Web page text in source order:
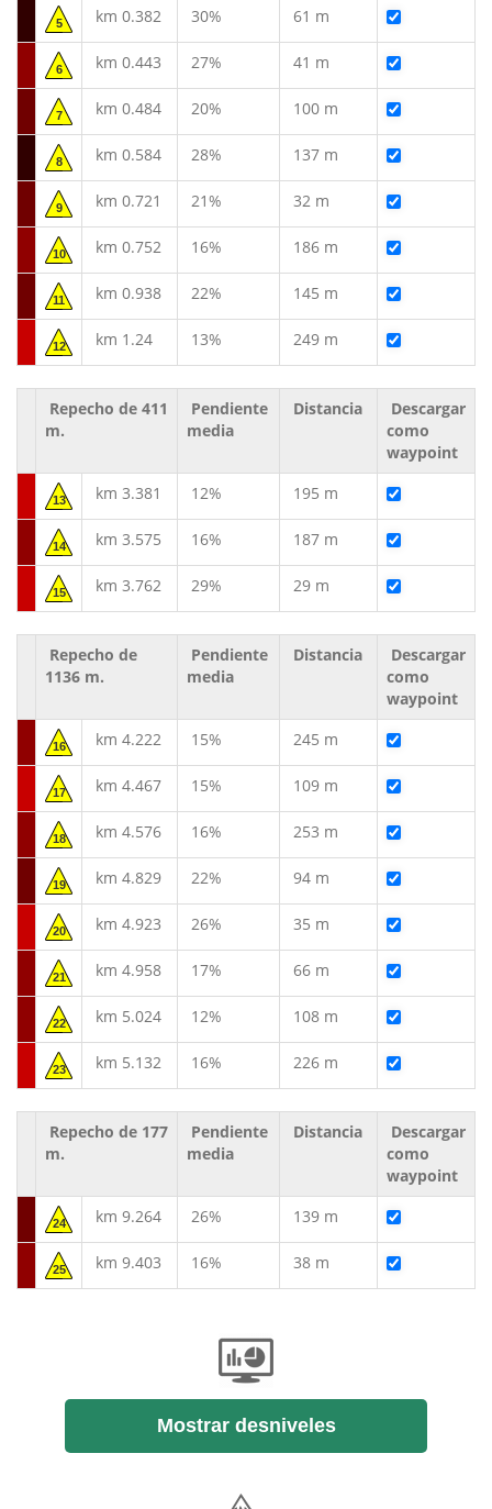
5 km 0.382 30% 61 m
6 km 0.443 27% 41 m
7 km 0.484 20% 100 m
8 km 0.584 28% 137 m
9 km 0.721 21% 32 m
10 km 0.752 16% 186 m
11 km 0.938 22% 145 m
12 km 1.24 13% 249 m
Repecho de 411
m.
Pendiente
media
Distancia
Descargar
como
waypoint
13 km 3.381 12% 195 m
14 km 3.575 16% 187 m
15 km 3.762 29% 29 m
Repecho de
1136 m.
Pendiente
media
Distancia
Descargar
como
waypoint
16 km 4.222 15% 245 m
17 km 4.467 15% 109 m
18 km 4.576 16% 253 m
19 km 4.829 22% 94 m
20 km 4.923 26% 35 m
21 km 4.958 17% 66 m
22 km 5.024 12% 108 m
23 km 5.132 16% 226 m
Repecho de 177
m.
Pendiente
media
Distancia
Descargar
como
waypoint
24 km 9.264 26% 139 m
25 km 9.403 16% 38 m
Mostrar desniveles